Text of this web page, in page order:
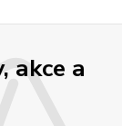
akce a